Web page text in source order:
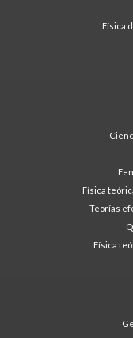
Física
Física
Teorías
Física